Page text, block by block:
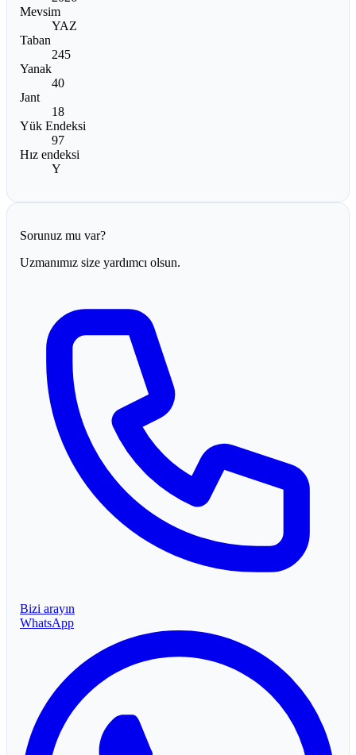
Mevsim
YAZ
Taban
245
Yanak
40
Jant
18
Yük Endeksi
97
Hız endeksi
Y
Sorunuz mu var?
Uzmanımız size yardımcı olsun.
Bizi arayın
WhatsApp